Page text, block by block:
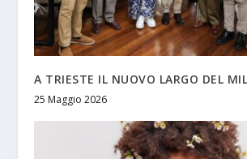
A TRIESTE IL NUOVO LARGO DEL
25 Maggio 2026